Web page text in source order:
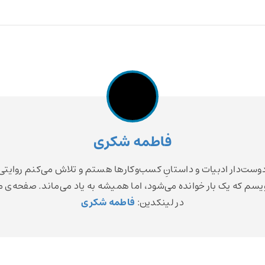
فاطمه شکری
ادبیات و داستانِ کسب‌وکارها هستم و تلاش می‌کنم
که یک بار خوانده می‌شود، اما همیشه به یاد می‌ماند.
در لینکدین: فاطمه شکری